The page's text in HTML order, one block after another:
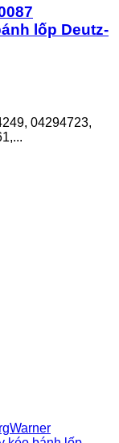
lốp Deutz-
04294723,